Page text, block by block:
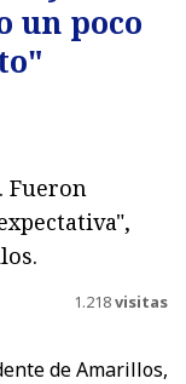
un poco
Fueron
1.218visitas
de Amarillos,